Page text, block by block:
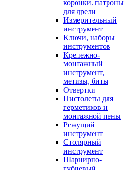
коронки. патроны
для дрели
Измерительный
инструмент
Ключи, наборы
инструментов
Крепежно-
монтажный
инструмент,
метизы, биты
Отвертки
Пистолеты для
герметиков и
монтажной пены
Режущий
инструмент
Столярный
инструмент
Шарнирно-
губцевый